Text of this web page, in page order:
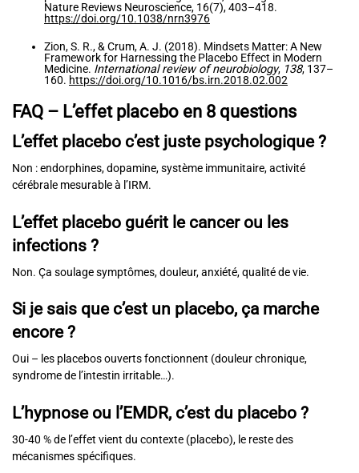
Nature Reviews Neuroscience, 16(7), 403–418.
https://doi.org/10.1038/nrn3976
Zion, S. R., & Crum, A. J. (2018). Mindsets Matter: A New
Framework for Harnessing the Placebo Effect in Modern
Medicine. International review of neurobiology, 138, 137–
160. https://doi.org/10.1016/bs.irn.2018.02.002
FAQ – L’effet placebo en 8 questions
L’effet placebo c’est juste psychologique ?
Non : endorphines, dopamine, système immunitaire, activité
cérébrale mesurable à l’IRM.
L’effet placebo guérit le cancer ou les
infections ?
Non. Ça soulage symptômes, douleur, anxiété, qualité de vie.
Si je sais que c’est un placebo, ça marche
encore ?
Oui – les placebos ouverts fonctionnent (douleur chronique,
syndrome de l’intestin irritable…).
L’hypnose ou l’EMDR, c’est du placebo ?
30-40 % de l’effet vient du contexte (placebo), le reste des
mécanismes spécifiques.